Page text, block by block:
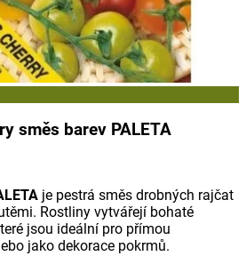
směs barev PALETA
je pestrá směs drobných rajčat
Rostliny vytvářejí bohaté
jsou ideální pro přímou
jako dekorace pokrmů.